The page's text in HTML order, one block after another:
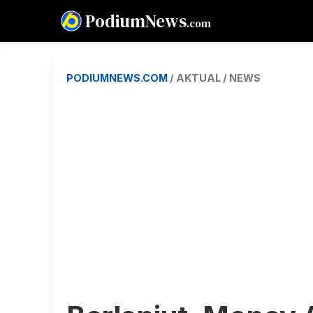
PodiumNews.com
PODIUMNEWS.COM / AKTUAL / NEWS